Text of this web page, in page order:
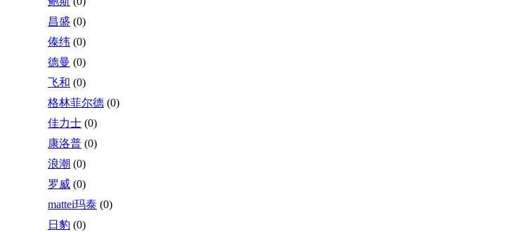
昌盛 (0)
傣纬 (0)
德曼 (0)
飞和 (0)
格林菲尔德 (0)
佳力士 (0)
康洛普 (0)
浪潮 (0)
罗威 (0)
mattei玛泰 (0)
日豹 (0)